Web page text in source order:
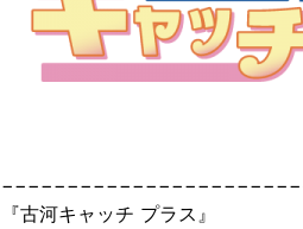
『古河キャッチ プラス』